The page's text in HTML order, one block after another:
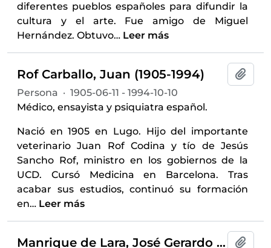
diferentes pueblos españoles para difundir la
cultura y el arte. Fue amigo de Miguel
Hernández. Obtuvo… Leer más
Rof Carballo, Juan (1905-1994)
Persona · 1905-06-11 - 1994-10-10
Médico, ensayista y psiquiatra español.
Nació en 1905 en Lugo. Hijo del importante
veterinario Juan Rof Codina y tío de Jesús
Sancho Rof, ministro en los gobiernos de la
UCD. Cursó Medicina en Barcelona. Tras
acabar sus estudios, continuó su formación
en… Leer más
Manrique de Lara, José Gerardo (1922-2001)